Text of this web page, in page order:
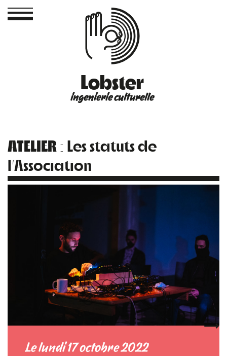
Lobster
ingenierie culturelle
ATELIER : Les statuts de
l’Association
Le lundi 17 octobre 2022